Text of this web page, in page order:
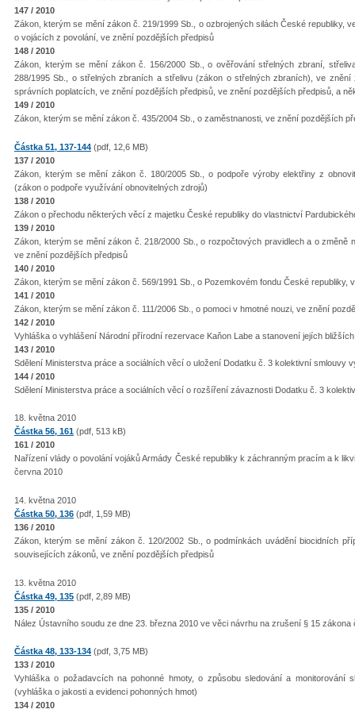
147 / 2010
Zákon, kterým se mění zákon č. 219/1999 Sb., o ozbrojených silách České republiky,
o vojácích z povolání, ve znění pozdějších předpisů
148 / 2010
Zákon, kterým se mění zákon č. 156/2000 Sb., o ověřování střelných zbraní,
288/1995 Sb., o střelných zbraních a střelivu (zákon o střelných zbraních), ve
správních poplatcích, ve znění pozdějších předpisů, ve znění pozdějších předpisů, a
149 / 2010
Zákon, kterým se mění zákon č. 435/2004 Sb., o zaměstnanosti, ve znění pozdějších
Částka 51, 137-144 (pdf, 12,6 MB)
137 / 2010
Zákon, kterým se mění zákon č. 180/2005 Sb., o podpoře výroby elektřiny z
(zákon o podpoře využívání obnovitelných zdrojů)
138 / 2010
Zákon o přechodu některých věcí z majetku České republiky do vlastnictví
139 / 2010
Zákon, kterým se mění zákon č. 218/2000 Sb., o rozpočtových pravidlech a o
ve znění pozdějších předpisů
140 / 2010
Zákon, kterým se mění zákon č. 569/1991 Sb., o Pozemkovém fondu České republiky,
141 / 2010
Zákon, kterým se mění zákon č. 111/2006 Sb., o pomoci v hmotné nouzi, ve znění
142 / 2010
Vyhláška o vyhlášení Národní přírodní rezervace Kaňon Labe a stanovení jejích
143 / 2010
Sdělení Ministerstva práce a sociálních věcí o uložení Dodatku č. 3 kolektivní smlouvy
144 / 2010
Sdělení Ministerstva práce a sociálních věcí o rozšíření závaznosti Dodatku č. 3
18. května 2010
Částka 56, 161 (pdf, 513 kB)
161 / 2010
Nařízení vlády o povolání vojáků Armády České republiky k záchranným pracím a k
června 2010
14. května 2010
Částka 50, 136 (pdf, 1,59 MB)
136 / 2010
Zákon, kterým se mění zákon č. 120/2002 Sb., o podmínkách uvádění biocidních
souvisejících zákonů, ve znění pozdějších předpisů
13. května 2010
Částka 49, 135 (pdf, 2,89 MB)
135 / 2010
Nález Ústavního soudu ze dne 23. března 2010 ve věci návrhu na zrušení § 15 zákona
Částka 48, 133-134 (pdf, 3,75 MB)
133 / 2010
Vyhláška o požadavcích na pohonné hmoty, o způsobu sledování a monitorování
(vyhláška o jakosti a evidenci pohonných hmot)
134 / 2010